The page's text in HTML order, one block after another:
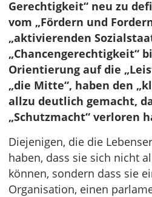
Gerechtigkeit“ neu zu
vom „Fördern und
„aktivierenden
„Chancengerechtigkeit“
Orientierung auf die
„die Mitte“, haben den
allzu deutlich gemacht,
„Schutzmacht“ verloren
Diejenigen, die die
haben, dass sie sich nicht
können, sondern dass sie
Organisation, einen